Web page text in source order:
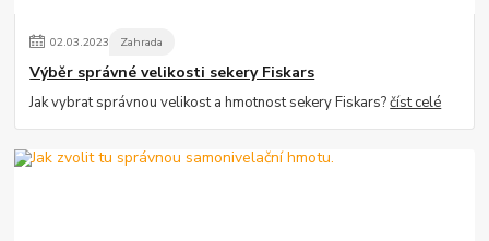
02.03.2023 Zahrada
Výběr správné velikosti sekery Fiskars
Jak vybrat správnou velikost a hmotnost sekery Fiskars?číst celé